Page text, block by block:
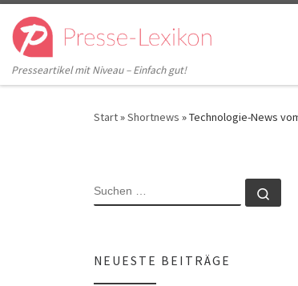
Zum Inhalt springen
Presseartikel mit Niveau – Einfach gut!
Start»Shortnews »Technologie-News
SUCHE
NEUESTE BEITRÄGE